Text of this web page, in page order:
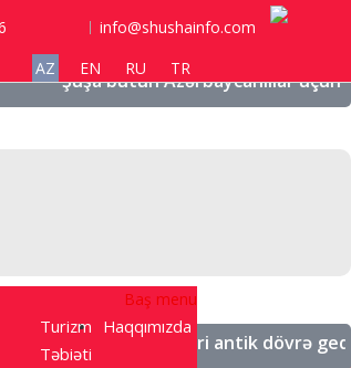
info@shushainfo.com
AZ
EN RU TR
bütün Azərbaycanlılar üçün əziz
tarixi kökləri antik dövrə gedib
Baş menu
Turizm
Təbiəti
Haqqımızda